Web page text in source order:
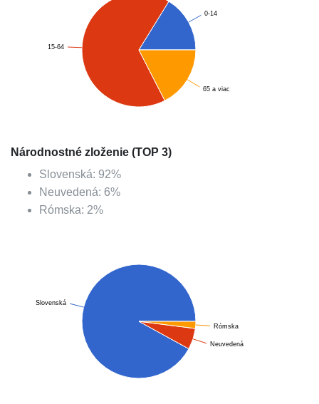
0-14
15-64
65 a viac
Národnostné zloženie (TOP 3)
Slovenská: 92%
Neuvedená: 6%
Rómska: 2%
Slovenská
Neuvedená
Rómska